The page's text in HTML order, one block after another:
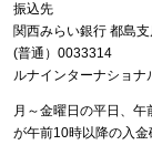
振込先
関西みらい銀行 都島
(普通）0033314
ルナインターナショナ
月～金曜日の平日、
が午前10時以降の入